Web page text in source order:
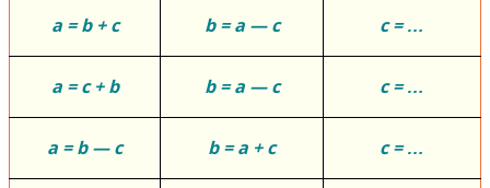
a = b + c b = a — c c = …
a = c + b b = a — c c = …
a = b — c b = a + c c = …